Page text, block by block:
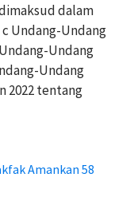
dalam
c Undang-Undang
Undang
Undang
2022 tentang
Amankan 58